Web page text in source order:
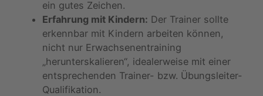
ein gutes Zeichen.
Erfahrung mit Kindern: Der Trainer sollte
erkennbar mit Kindern arbeiten können,
nicht nur Erwachsenentraining
„herunterskalieren“, idealerweise mit einer
entsprechenden Trainer- bzw. Übungsleiter-
Qualifikation.